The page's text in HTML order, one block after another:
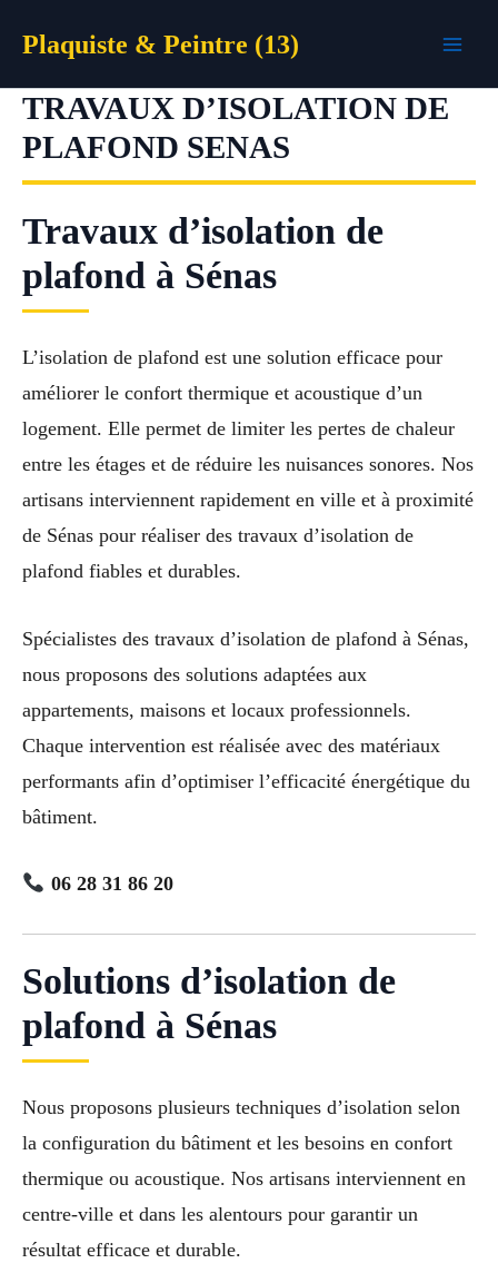
Plaquiste & Peintre (13)
TRAVAUX D’ISOLATION DE
PLAFOND SENAS
Travaux d’isolation de
plafond à Sénas
L’isolation de plafond est une solution efficace pour
améliorer le confort thermique et acoustique d’un
logement. Elle permet de limiter les pertes de chaleur
entre les étages et de réduire les nuisances sonores. Nos
artisans interviennent rapidement en ville et à proximité
de Sénas pour réaliser des travaux d’isolation de
plafond fiables et durables.
Spécialistes des travaux d’isolation de plafond à Sénas,
nous proposons des solutions adaptées aux
appartements, maisons et locaux professionnels.
Chaque intervention est réalisée avec des matériaux
performants afin d’optimiser l’efficacité énergétique du
bâtiment.
06 28 31 86 20
Solutions d’isolation de
plafond à Sénas
Nous proposons plusieurs techniques d’isolation selon
la configuration du bâtiment et les besoins en confort
thermique ou acoustique. Nos artisans interviennent en
centre-ville et dans les alentours pour garantir un
résultat efficace et durable.